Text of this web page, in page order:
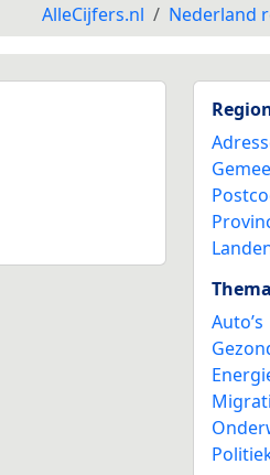
AlleCijfers.nl Nederland
Auto’s